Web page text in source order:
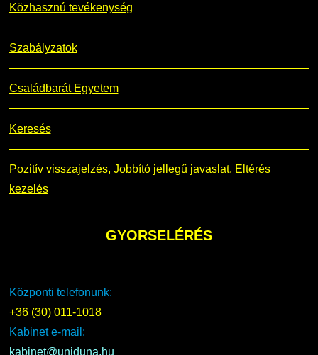
Közhasznú tevékenység
Szabályzatok
Családbarát Egyetem
Keresés
Pozitív visszajelzés, Jobbító jellegű javaslat, Eltérés
kezelés
GYORSELÉRÉS
Központi telefonunk:
+36 (30) 011-1018
Kabinet e-mail:
kabinet@uniduna.hu